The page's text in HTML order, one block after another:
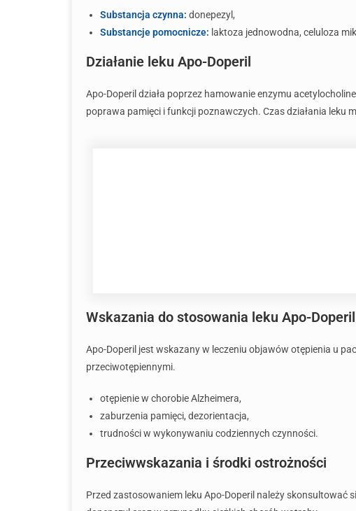
Substancja czynna: donepezyl,
Substancje pomocnicze: laktoza jednowodna, celuloza
Działanie leku Apo-Doperil
Apo-Doperil działa poprzez hamowanie enzymu
poprawa pamięci i funkcji poznawczych. Czas działania leku
Wskazania do stosowania leku Apo-Doperil
Apo-Doperil jest wskazany w leczeniu objawów otępienia u
przeciwotępiennymi.
otępienie w chorobie Alzheimera,
zaburzenia pamięci, dezorientacja,
trudności w wykonywaniu codziennych czynności.
Przeciwwskazania i środki ostrożności
Przed zastosowaniem leku Apo-Doperil należy skonsultować